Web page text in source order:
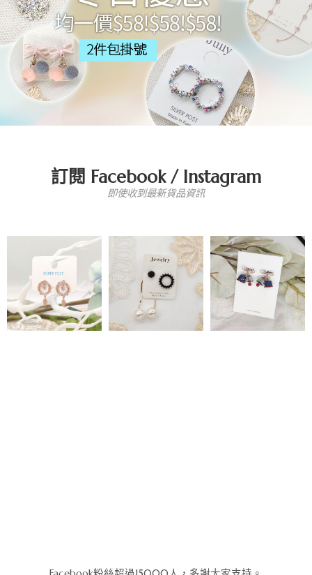
訂閱 Facebook / Instagram
即使收到最新貨品資訊